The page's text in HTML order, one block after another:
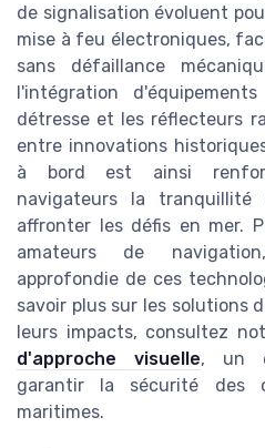
de signalisation évoluent
mise à feu électroniques,
sans défaillance
l'intégration
détresse et les réflecteurs
entre innovations
à bord est ainsi
navigateurs la tranquillité
affronter les défis en mer.
amateurs de
approfondie de ces
savoir plus sur les solutions
leurs impacts, consultez
d'approche visuelle, un
garantir la sécurité des
maritimes.